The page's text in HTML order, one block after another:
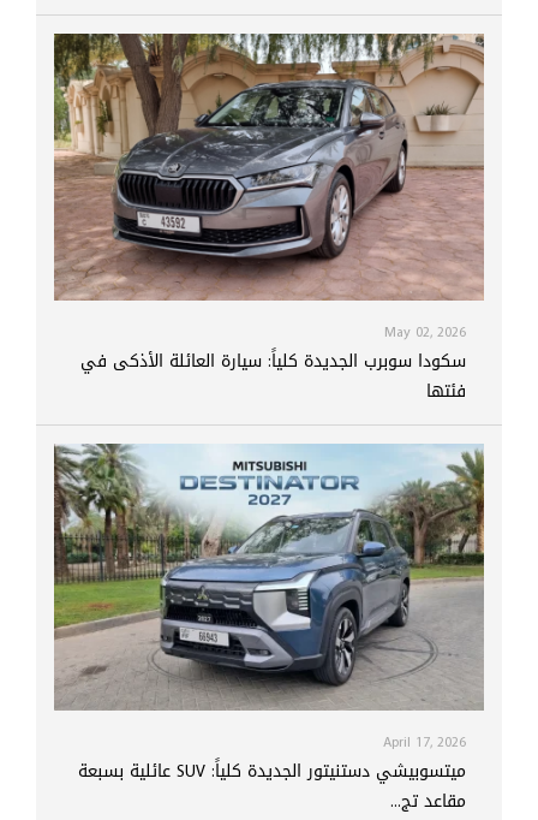
May 02, 2026
سكودا سوبرب الجديدة كلياً: سيارة العائلة الأذكى في
فئتها
April 17, 2026
ميتسوبيشي دستنيتور الجديدة كلياً: SUV عائلية بسبعة
مقاعد تج...